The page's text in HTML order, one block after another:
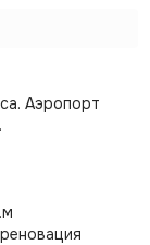
Аэропорт